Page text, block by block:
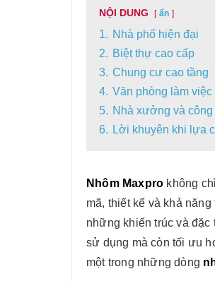
NỘI DUNG ẩn
1. Nhà phố hiện đại
2. Biệt thự cao cấp
3. Chung cư cao tầng
4. Văn phòng làm
5. Nhà xưởng và
6. Lời khuyên khi lựa
Nhôm Maxpro không
mã, thiết kế và khả
những khiến trúc và
sử dụng mà còn tối ưu
một trong những dòng